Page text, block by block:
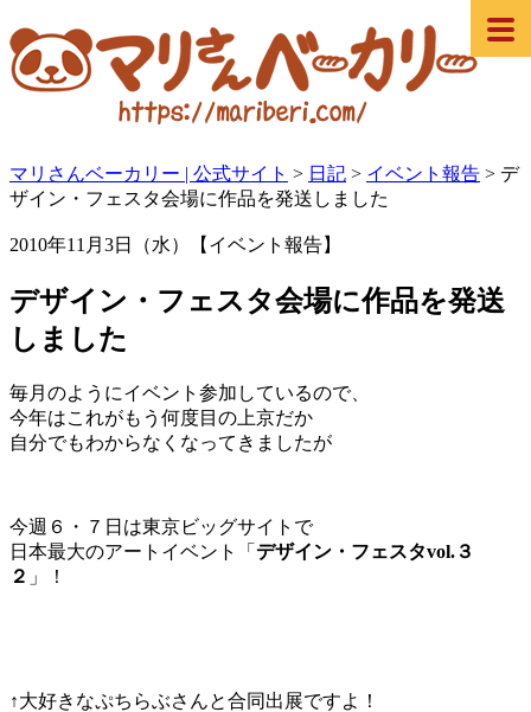
マリさんベーカリー | 公式サイト > 日記 > イベント報告 > デ
ザイン・フェスタ会場に作品を発送しました
2010年11月3日（水）【イベント報告】
デザイン・フェスタ会場に作品を発送
しました
毎月のようにイベント参加しているので、
今年はこれがもう何度目の上京だか
自分でもわからなくなってきましたが
今週６・７日は東京ビッグサイトで
日本最大のアートイベント「 デザイン・フェスタvol.３
２ 」！
↑大好きなぷちらぶさんと合同出展ですよ！